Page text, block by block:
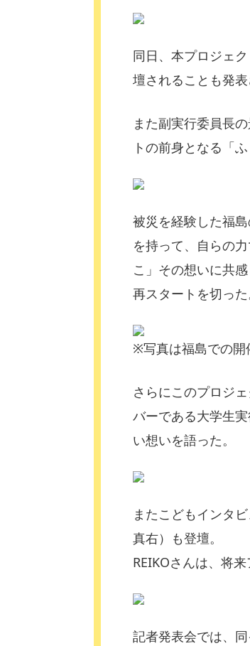
同日、本プロジェ
壇されることも発
また副実行委員長
トの前身となる「
被災を経験した福
を持って、自らの
こ」その想いに共
再スタートを切った
※写真は福島での開
さらにこのプロジ
バーである大学生
い想いを語った。
またこどもインタ
真右）も登壇。
REIKOさんは、将
記者発表会では、